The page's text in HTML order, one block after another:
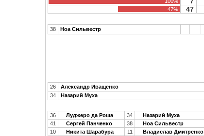
47%
47
38 Ноа Сильвестр
26 Александр Иващенко
34
Назарий Муха
36 Луджеро да Роша 34 Назарий Муха
41
Сергей Панченко 38 Ноа Сильвестр
10
Никита Шарабура 11 Владислав Дмитренко